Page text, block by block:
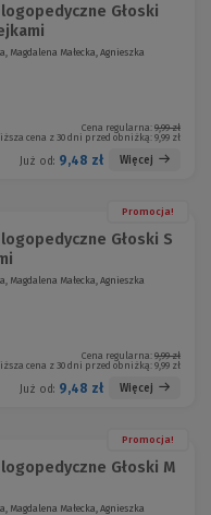
Głoski
Magdalena Małecka, Agnieszka
Cena regularna: 9,99 zł
cena z 30 dni przed obniżką:9,99 zł
Już od: 9,48 zł Więcej
Promocja!
Głoski S
Magdalena Małecka, Agnieszka
Cena regularna: 9,99 zł
cena z 30 dni przed obniżką:9,99 zł
Już od: 9,48 zł Więcej
Promocja!
Głoski M
Magdalena Małecka, Agnieszka